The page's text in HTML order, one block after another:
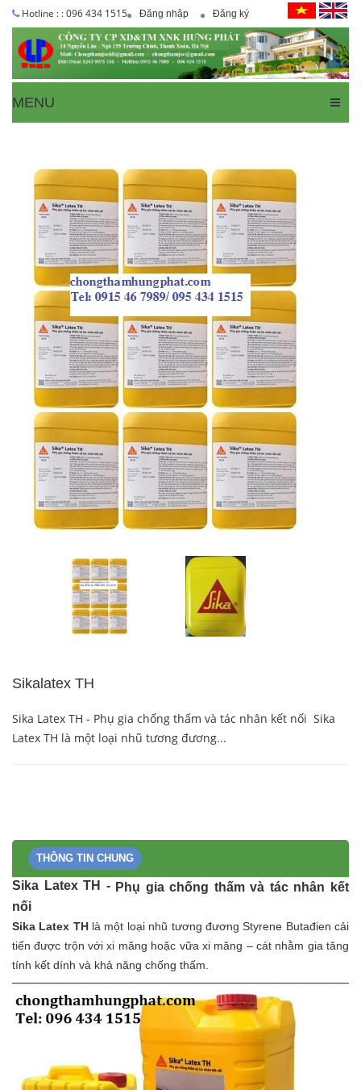
Hotline : : 096 434 1515 Đăng nhập Đăng ký
MENU
Sikalatex TH
Sika Latex TH - Phụ gia chống thấm và tác nhân kết nối Sika
Latex TH là một loại nhũ tương đương...
THÔNG TIN CHUNG
Sika Latex TH - Phụ gia chống thấm và tác nhân kết
nối
Sika Latex THlà một loại nhũ tương đương Styrene Butađien cải
tiến được trộn với xi măng hoặc vữa xi măng – cát nhằm gia tăng
tính kết dính và khả năng chống thấm.